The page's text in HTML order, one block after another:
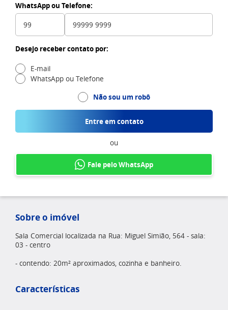
WhatsApp ou Telefone:
Desejo receber contato por:
E-mail
WhatsApp ou Telefone
Não sou um robô
Entre em contato
ou
Fale pelo WhatsApp
Sobre o imóvel
Sala Comercial localizada na Rua: Miguel Simião, 564 - sala:
03 - centro
- contendo: 20m² aproximados, cozinha e banheiro.
Características